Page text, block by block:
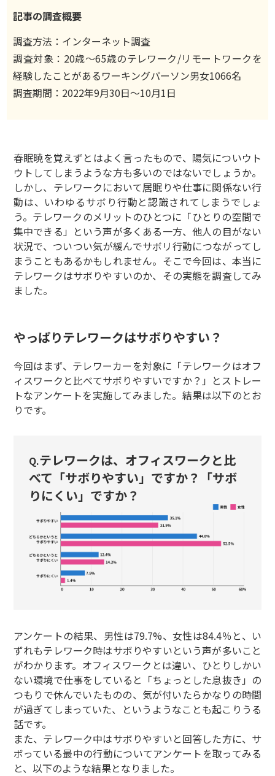
記事の調査概要
調査方法：インターネット調査
調査対象：20歳〜65歳のテレワーク/リモートワークを
経験したことがあるワーキングパーソン男女1066名
調査期間：2022年9月30日〜10月1日
春眠暁を覚えずとはよく言ったもので、陽気についウト
ウトしてしまうような方も多いのではないでしょうか。
しかし、テレワークにおいて居眠りや仕事に関係ない行
動は、いわゆるサボり行動と認識されてしまうでしょ
う。テレワークのメリットのひとつに「ひとりの空間で
集中できる」という声が多くある一方、他人の目がない
状況で、ついつい気が緩んでサボリ行動につながってし
まうこともあるかもしれません。そこで今回は、本当に
テレワークはサボりやすいのか、その実態を調査してみ
ました。
やっぱりテレワークはサボりやすい？
今回はまず、テレワーカーを対象に「テレワークはオフ
ィスワークと比べてサボりやすいですか？」とストレー
トなアンケートを実施してみました。結果は以下のとお
りです。
Q.テレワークは、オフィスワークと比
べて「サボりやすい」ですか？「サボ
りにくい」ですか？
アンケートの結果、男性は79.7%、女性は84.4％と、い
ずれもテレワーク時はサボりやすいという声が多いこと
がわかります。オフィスワークとは違い、ひとりしかい
ない環境で仕事をしていると「ちょっとした息抜き」の
つもりで休んでいたものの、気が付いたらかなりの時間
が過ぎてしまっていた、というようなことも起こりうる
話です。
また、テレワーク中はサボりやすいと回答した方に、サ
ボっている最中の行動についてアンケートを取ってみる
と、以下のような結果となりました。